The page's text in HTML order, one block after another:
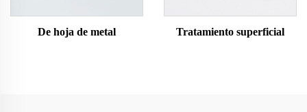
De hoja de metal Tratamiento superficial